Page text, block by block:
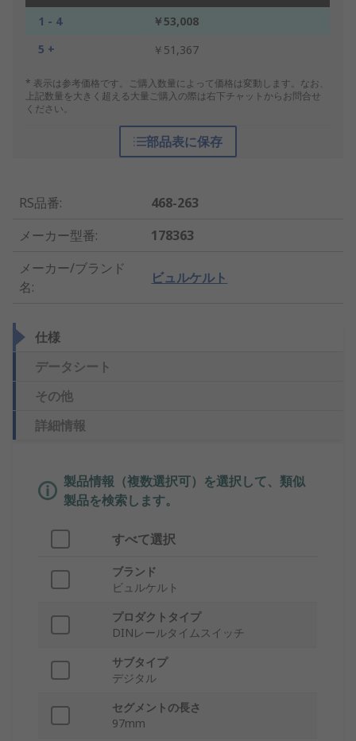
1 - 4
￥53,008
5 +
￥51,367
* 表示は参考価格です。ご購入数量によって価格は変動します。なお、
上記数量を大きく超える大量ご購入の際は右下チャットからお問合せ
ください。
部品表に保存
RS品番:
468-263
メーカー型番:
178363
メーカー/ブランド
名:
ビュルケルト
仕様
データシート
その他
詳細情報
製品情報（複数選択可）を選択して、類似
製品を検索します。
すべて選択
ブランド
ビュルケルト
プロダクトタイプ
DINレールタイムスイッチ
サブタイプ
デジタル
セグメントの長さ
97mm